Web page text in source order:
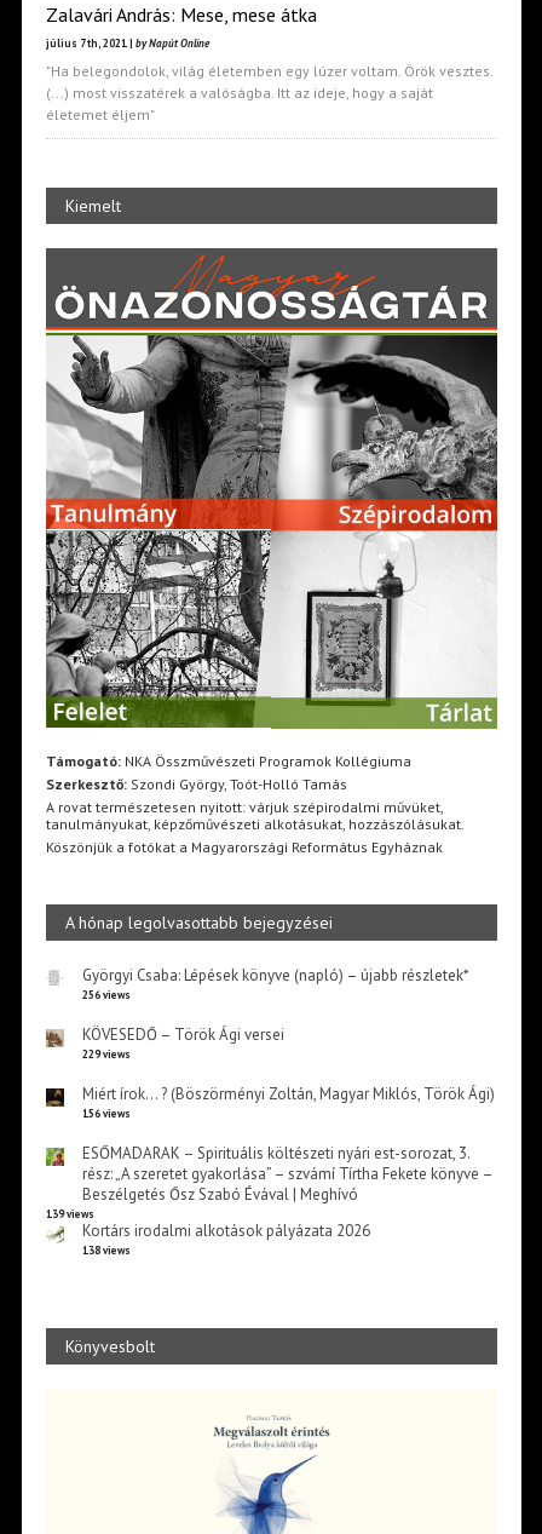
Zalavári András: Mese, mese átka
július 7th, 2021 | by Napút Online
"Ha belegondolok, világ életemben egy lúzer voltam. Örök vesztes.
(...) most visszatérek a valóságba. Itt az ideje, hogy a saját
életemet éljem"
Kiemelt
Támogató:NKA Összművészeti Programok Kollégiuma
Szerkesztő:Szondi György, Toót-Holló Tamás
A rovat természetesen nyitott: várjuk szépirodalmi művüket,
tanulmányukat, képzőművészeti alkotásukat, hozzászólásukat.
Köszönjük a fotókat a Magyarországi Református Egyháznak
A hónap legolvasottabb bejegyzései
Györgyi Csaba: Lépések könyve (napló) – újabb részletek*
256 views
KÖVESEDŐ – Török Ági versei
229 views
Miért írok… ? (Böszörményi Zoltán, Magyar Miklós, Török Ági)
156 views
ESŐMADARAK – Spirituális költészeti nyári est-sorozat, 3.
rész: „A szeretet gyakorlása” – szvámí Tírtha Fekete könyve –
Beszélgetés Ősz Szabó Évával | Meghívó
139 views
Kortárs irodalmi alkotások pályázata 2026
138 views
Könyvesbolt